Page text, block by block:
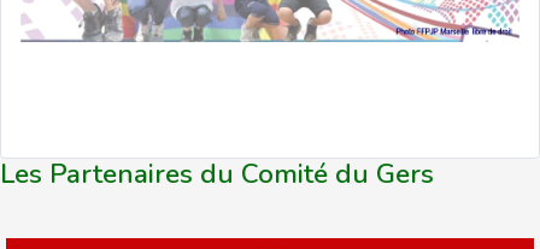
Les Partenaires du Comité du Gers